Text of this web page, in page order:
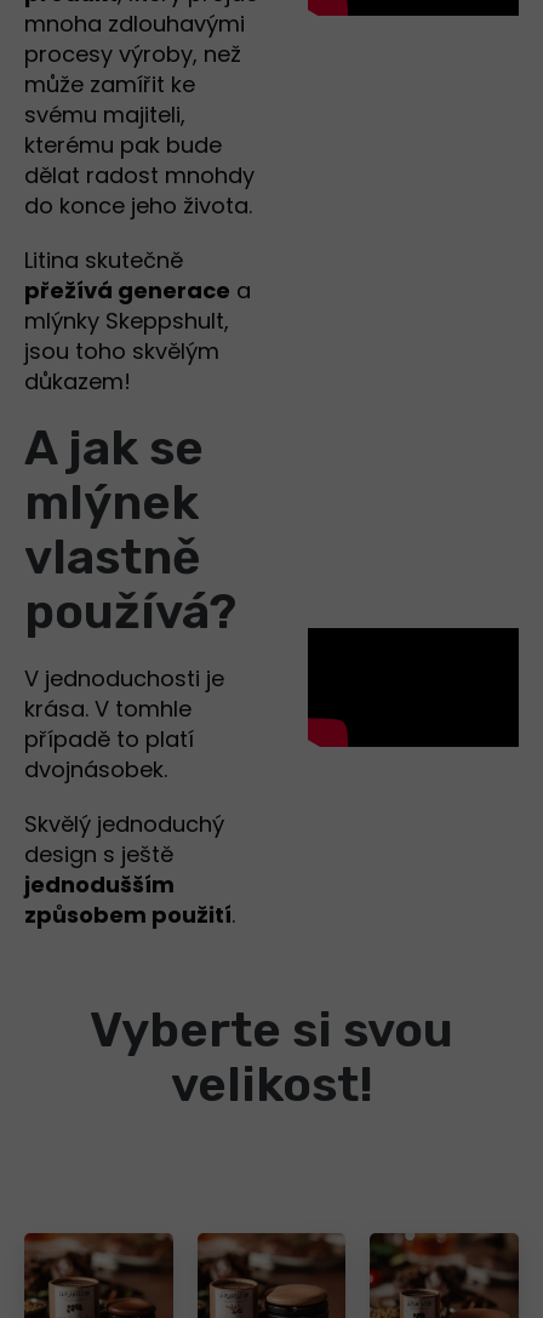
mnoha zdlouhavými
procesy výroby, než
může zamířit ke
svému majiteli,
kterému pak bude
dělat radost mnohdy
do konce jeho života.
Litina skutečně
přežívá generace a
mlýnky Skeppshult,
jsou toho skvělým
důkazem!
A jak se
mlýnek
vlastně
používá?
V jednoduchosti je
krása. V tomhle
případě to platí
dvojnásobek.
Skvělý jednoduchý
design s ještě
jednodušším
způsobem použití.
Vyberte si svou
velikost!